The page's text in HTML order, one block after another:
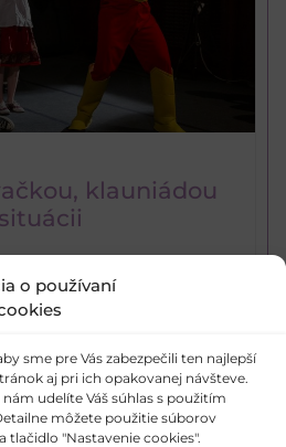
o používaní
sme pre Vás zabezpečili ten najlepší
aj pri ich opakovanej návšteve.
udelíte Váš súhlas s použitím
môžete použitie súborov
"Nastavenie cookies".
klauniádou
so zemiakovým pyré
mladých Šesť pé,
v súťaži FEDIM 2023